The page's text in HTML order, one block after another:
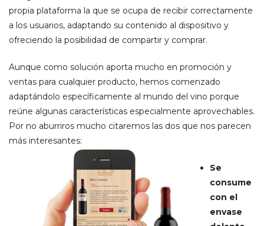
propia plataforma la que se ocupa de recibir correctamente
a los usuarios, adaptando su contenido al dispositivo y
ofreciendo la posibilidad de compartir y comprar.
Aunque como solución aporta mucho en promoción y
ventas para cualquier producto, hemos comenzado
adaptándolo específicamente al mundo del vino porque
reúne algunas características especialmente aprovechables.
Por no aburriros mucho citaremos las dos que nos parecen
más interesantes:
Se
consume
con el
envase